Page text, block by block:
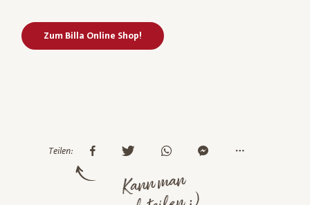
Zum Billa Online Shop!
Teilen:
Kann man